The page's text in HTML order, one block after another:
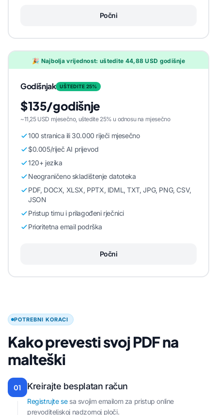
Počni
🎉 Najbolja vrijednost: uštedite 44,88 USD godišnje
Godišnjak UŠTEDITE 25%
$135/godišnje
~11,25 USD mjesečno, uštedite 25% u odnosu na mjesečno
100 stranica ili 30.000 riječi mjesečno
$0.005/riječ AI prijevod
120+ jezika
Neograničeno skladištenje datoteka
PDF, DOCX, XLSX, PPTX, IDML, TXT, JPG, PNG, CSV,
JSON
Pristup timu i prilagođeni rječnici
Prioritetna email podrška
Počni
POTREBNI KORACI
Kako prevesti svoj PDF na
malteški
01 Kreirajte besplatan račun
Registrujte sesa svojim emailom za pristup online
prevoditeljskoj nadzornoj ploči.